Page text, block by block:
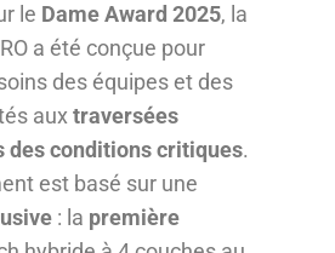
le Dame Award 2025, la
a été conçue pour
des équipes et des
auxtraversées
des conditions critiques.
est basé sur une
: la première